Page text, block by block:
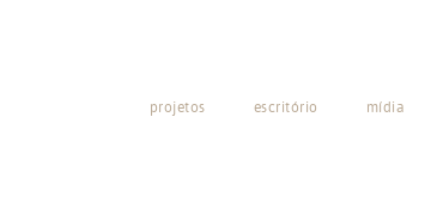
projetos escritório mídia